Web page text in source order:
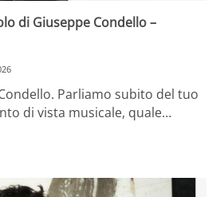
di Giuseppe Condello –
Parliamo subito del tuo
di vista musicale, quale…